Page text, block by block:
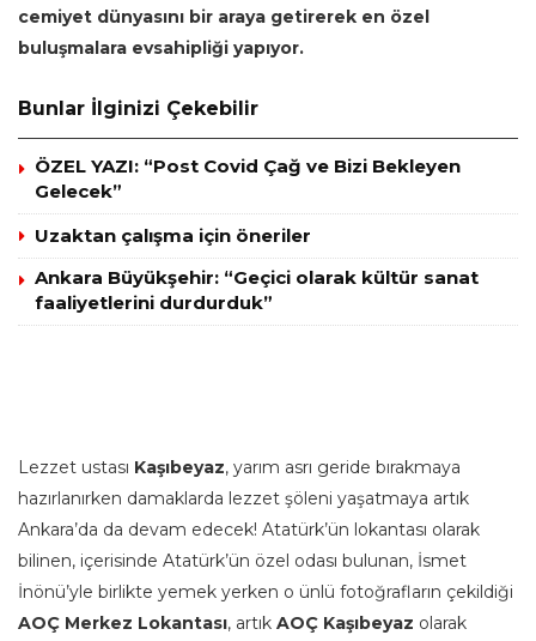
cemiyet dünyasını bir araya getirerek en özel
buluşmalara evsahipliği yapıyor.
Bunlar İlginizi Çekebilir
ÖZEL YAZI: “Post Covid Çağ ve Bizi Bekleyen
Gelecek”
Uzaktan çalışma için öneriler
Ankara Büyükşehir: “Geçici olarak kültür sanat
faaliyetlerini durdurduk”
Lezzet ustası Kaşıbeyaz, yarım asrı geride bırakmaya
hazırlanırken damaklarda lezzet şöleni yaşatmaya artık
Ankara’da da devam edecek! Atatürk’ün lokantası olarak
bilinen, içerisinde Atatürk’ün özel odası bulunan, İsmet
İnönü’yle birlikte yemek yerken o ünlü fotoğrafların çekildiği
AOÇ Merkez Lokantası, artık AOÇ Kaşıbeyaz olarak